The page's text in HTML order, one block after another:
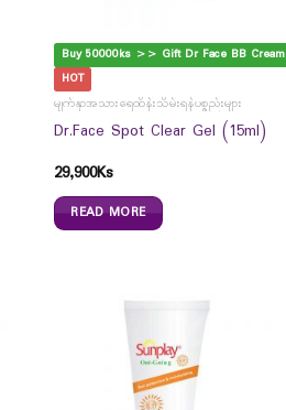
Buy 50000ks >> Gift Dr Face BB Cream
HOT
မျက်နှာအသားရေထိန်းသိမ်းရန်ပစ္စည်းများ
Dr.Face Spot Clear Gel (15ml)
29,900Ks
READ MORE